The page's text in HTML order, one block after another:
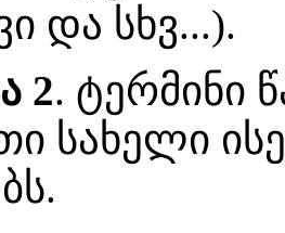
და სხვ...).
2. ტერმინი
სახელი